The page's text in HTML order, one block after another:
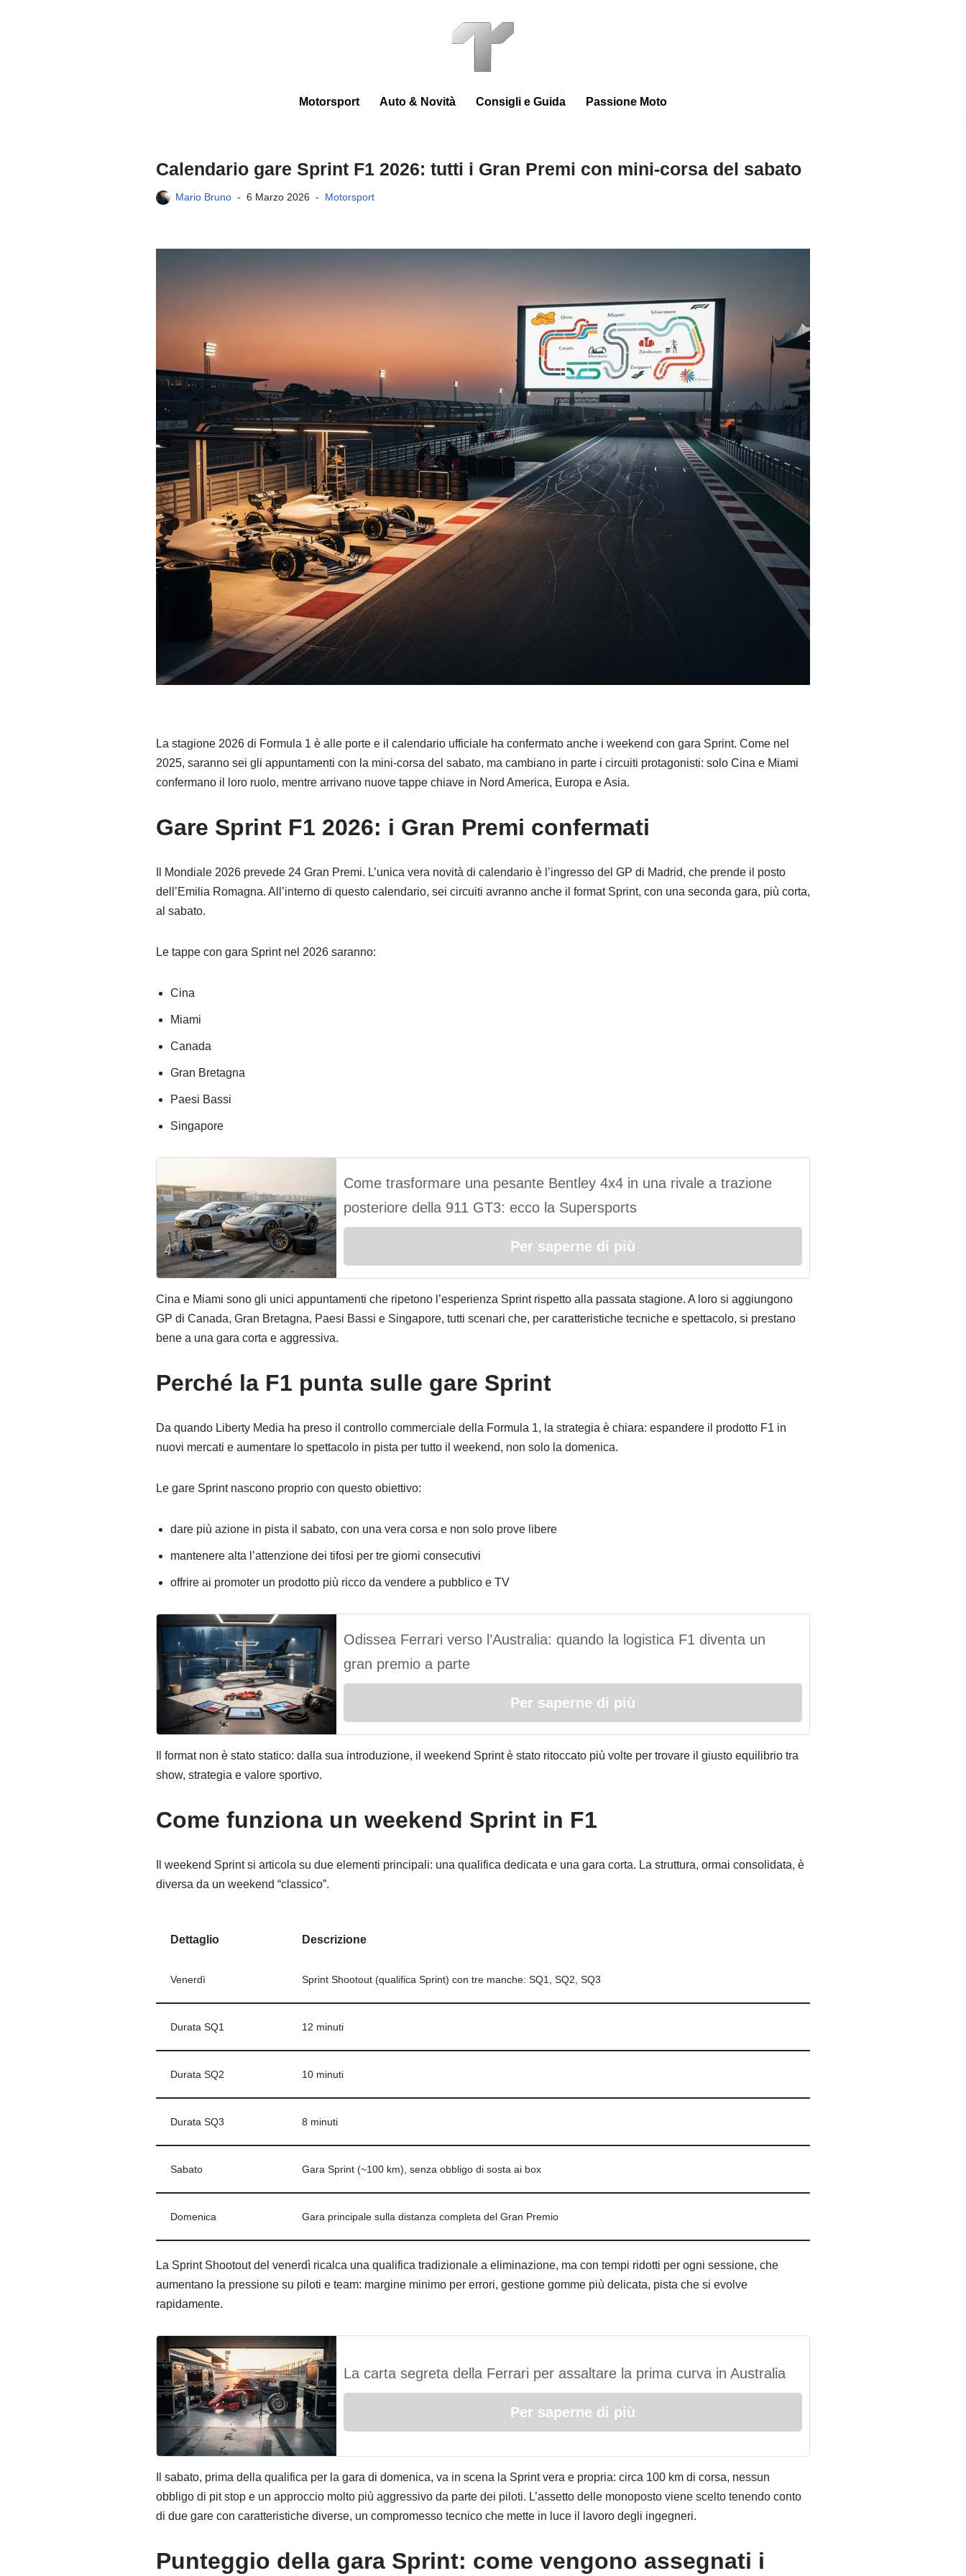
Motorsport
Auto & Novità Consigli e Guida Passione Moto
Calendario gare Sprint F1 2026: tutti i Gran Premi con mini‑corsa del sabato
Mario Bruno 6 Marzo 2026 Motorsport
La stagione 2026 di Formula 1 è alle porte e il calendario ufficiale ha confermato anche i weekend con gara Sprint. Come nel
2025, saranno sei gli appuntamenti con la mini‑corsa del sabato, ma cambiano in parte i circuiti protagonisti: solo Cina e Miami
confermano il loro ruolo, mentre arrivano nuove tappe chiave in Nord America, Europa e Asia.
Gare Sprint F1 2026: i Gran Premi confermati
Il Mondiale 2026 prevede 24 Gran Premi. L’unica vera novità di calendario è l’ingresso del GP di Madrid, che prende il posto
dell’Emilia Romagna. All’interno di questo calendario, sei circuiti avranno anche il format Sprint, con una seconda gara, più corta,
al sabato.
Le tappe con gara Sprint nel 2026 saranno:
Cina
Miami
Canada
Gran Bretagna
Paesi Bassi
Singapore
Come trasformare una pesante Bentley 4x4 in una rivale a trazione
posteriore della 911 GT3: ecco la Supersports
Per saperne di più
Cina e Miami sono gli unici appuntamenti che ripetono l’esperienza Sprint rispetto alla passata stagione. A loro si aggiungono
GP di Canada, Gran Bretagna, Paesi Bassi e Singapore, tutti scenari che, per caratteristiche tecniche e spettacolo, si prestano
bene a una gara corta e aggressiva.
Perché la F1 punta sulle gare Sprint
Da quando Liberty Media ha preso il controllo commerciale della Formula 1, la strategia è chiara: espandere il prodotto F1 in
nuovi mercati e aumentare lo spettacolo in pista per tutto il weekend, non solo la domenica.
Le gare Sprint nascono proprio con questo obiettivo:
dare più azione in pista il sabato, con una vera corsa e non solo prove libere
mantenere alta l’attenzione dei tifosi per tre giorni consecutivi
offrire ai promoter un prodotto più ricco da vendere a pubblico e TV
Odissea Ferrari verso l’Australia: quando la logistica F1 diventa un
gran premio a parte
Per saperne di più
Il format non è stato statico: dalla sua introduzione, il weekend Sprint è stato ritoccato più volte per trovare il giusto equilibrio tra
show, strategia e valore sportivo.
Come funziona un weekend Sprint in F1
Il weekend Sprint si articola su due elementi principali: una qualifica dedicata e una gara corta. La struttura, ormai consolidata, è
diversa da un weekend “classico”.
Dettaglio Descrizione
Venerdì Sprint Shootout (qualifica Sprint) con tre manche: SQ1, SQ2, SQ3
Durata SQ1 12 minuti
Durata SQ2 10 minuti
Durata SQ3 8 minuti
Sabato Gara Sprint (~100 km), senza obbligo di sosta ai box
Domenica Gara principale sulla distanza completa del Gran Premio
La Sprint Shootout del venerdì ricalca una qualifica tradizionale a eliminazione, ma con tempi ridotti per ogni sessione, che
aumentano la pressione su piloti e team: margine minimo per errori, gestione gomme più delicata, pista che si evolve
rapidamente.
La carta segreta della Ferrari per assaltare la prima curva in Australia
Per saperne di più
Il sabato, prima della qualifica per la gara di domenica, va in scena la Sprint vera e propria: circa 100 km di corsa, nessun
obbligo di pit stop e un approccio molto più aggressivo da parte dei piloti. L’assetto delle monoposto viene scelto tenendo conto
di due gare con caratteristiche diverse, un compromesso tecnico che mette in luce il lavoro degli ingegneri.
Punteggio della gara Sprint: come vengono assegnati i